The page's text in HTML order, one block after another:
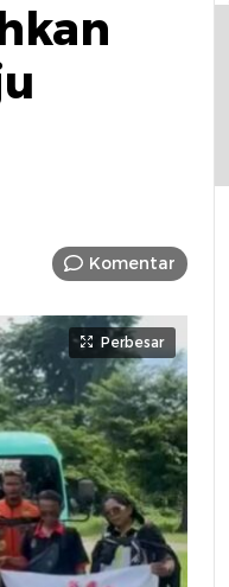
Komentar
Perbesar